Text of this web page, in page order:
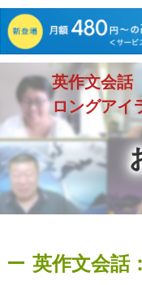
英作文会話
ロングアイ
英作文会話